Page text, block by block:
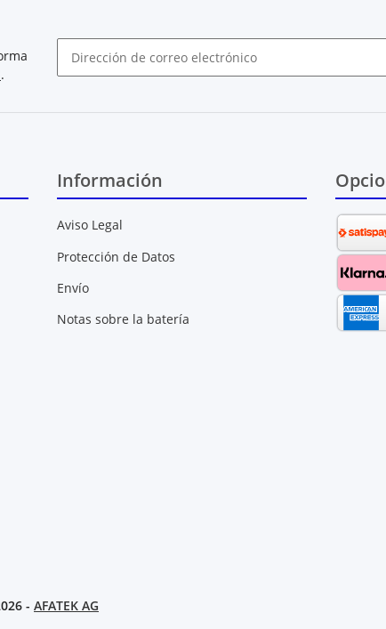
.
Información
Aviso Legal
Protección de Datos
Envío
Notas sobre la batería
- AFATEK AG